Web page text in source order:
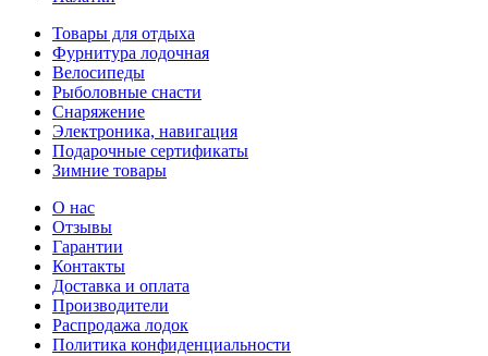
Товары для отдыха
Фурнитура лодочная
Велосипеды
Рыболовные снасти
Снаряжение
Электроника, навигация
Подарочные сертификаты
Зимние товары
О нас
Отзывы
Гарантии
Контакты
Доставка и оплата
Производители
Распродажа лодок
Политика конфиденциальности